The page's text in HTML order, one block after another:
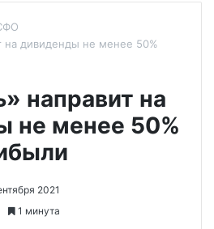
на дивиденды не менее 50%
направит на
не менее 50%
2021
1 минута